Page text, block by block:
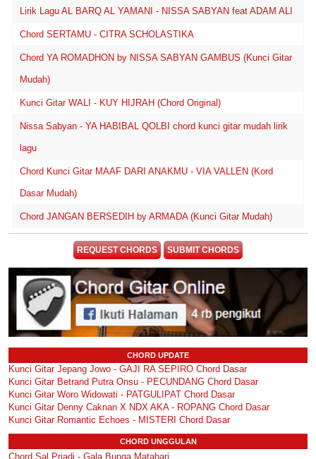
Lirik Lagu AL BARQ AL YAMANI - NISSA SABYAN feat ADAM ALI
Chord SERTAMU - CITRA SCHOLASTIKA
Chord YA ROMADHON by NISSA SABYAN GAMBUS (Kunci Gitar
Mudah)
Kunci Gitar WALI - KUY HIJRAH (Chord Original)
Nissa Sabyan - YA HABIBAL QOLBI chord kunci gitar mudah lirik
lagu
Chord Kunci Gitar MAAF DARI ANAKMU - VIA VALLEN (Kord
Dasar Mudah)
Chord JANGAN BERSEDIH by ARMADA (Kunci Gitar Mudah)
REQUEST CHORDS SUBMIT CHORDS
CHORD UPDATE
Kunci Gitar Jepang Jowo - GAJI RA SEPIRO Chord Dasar
Kunci Gitar Betrand Putra Onsu - PECUNDANG Chord Dasar
Kunci Gitar Woro Widowati - PATGULIPAT Chord Dasar
Kunci Gitar Denny Caknan X NDX AKA - ROPANG Chord Dasar
Kunci Gitar Romantic Echoes - MISTERI Chord Dasar
CHORD UNGGULAN
Chord Sal Priadi - Gala Bunga Matahari